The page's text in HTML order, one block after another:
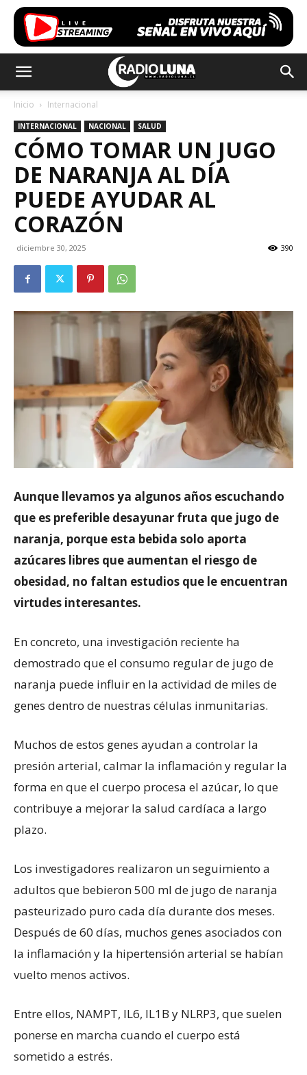
Inicio Internacional
INTERNACIONAL NACIONAL SALUD
CÓMO TOMAR UN JUGO
DE NARANJA AL DÍA
PUEDE AYUDAR AL
CORAZÓN
diciembre 30, 2025 390
Aunque llevamos ya algunos años escuchando
que es preferible desayunar fruta que jugo de
naranja, porque esta bebida solo aporta
azúcares libres que aumentan el riesgo de
obesidad, no faltan estudios que le encuentran
virtudes interesantes.
En concreto, una investigación reciente ha
demostrado que el consumo regular de jugo de
naranja puede influir en la actividad de miles de
genes dentro de nuestras células inmunitarias.
Muchos de estos genes ayudan a controlar la
presión arterial, calmar la inflamación y regular la
forma en que el cuerpo procesa el azúcar, lo que
contribuye a mejorar la salud cardíaca a largo
plazo.
Los investigadores realizaron un seguimiento a
adultos que bebieron 500 ml de jugo de naranja
pasteurizado puro cada día durante dos meses.
Después de 60 días, muchos genes asociados con
la inflamación y la hipertensión arterial se habían
vuelto menos activos.
Entre ellos, NAMPT, IL6, IL1B y NLRP3, que suelen
ponerse en marcha cuando el cuerpo está
sometido a estrés.